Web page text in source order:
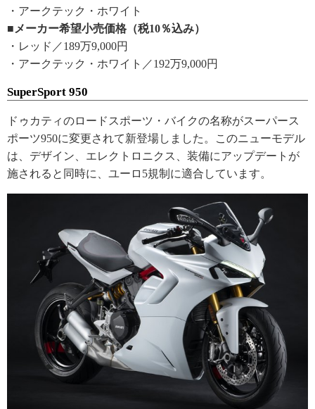
・アークテック・ホワイト
■メーカー希望小売価格（税10％込み）
・レッド／189万9,000円
・アークテック・ホワイト／192万9,000円
SuperSport 950
ドゥカティのロードスポーツ・バイクの名称がスーパース
ポーツ950に変更されて新登場しました。このニューモデル
は、デザイン、エレクトロニクス、装備にアップデートが
施されると同時に、ユーロ5規制に適合しています。